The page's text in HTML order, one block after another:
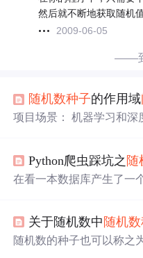
然后就不断地获取随机
2009-06-05
——
随机数种子的作用域
项目场景： 机器学习和
andom_split，需要注意的
的torch是1.5.0版本，
使得结果是确定
Python爬虫踩坑之 随
在看一本数据库产生了一
有了就不在赘述:随机数种
random来研究这个问题
关于随机数中 随机
随机数的种子也可以称之